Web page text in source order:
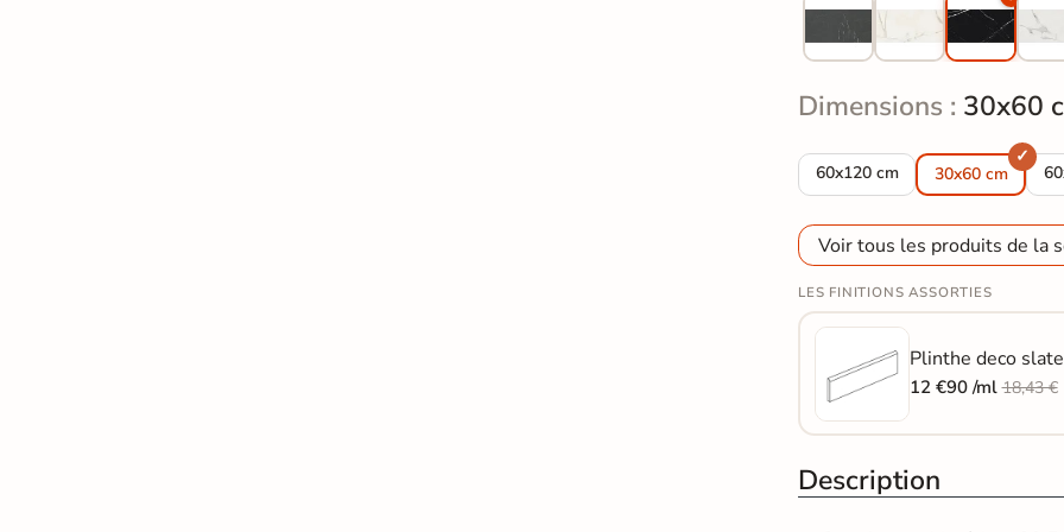
Dimensions : 30x60
60x120 cm
Carrelage sol effet marbre
30x60 cm
Voir tous les produits de la
LES FINITIONS ASSORTIES
Plinthe deco
12 €90 /ml18,43 €
Description